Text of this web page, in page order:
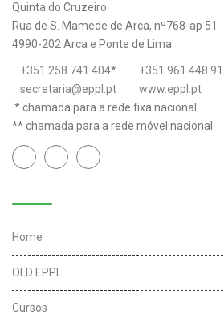
Quinta do Cruzeiro
Rua de S. Mamede de Arca, nº768-ap 51
4990-202 Arca e Ponte de Lima
+351 258 741 404* +351 961 448
secretaria@eppl.pt
www.eppl.pt
* chamada para a rede fixa nacional
** chamada para a rede móvel nacional
Home
OLD EPPL
Cursos